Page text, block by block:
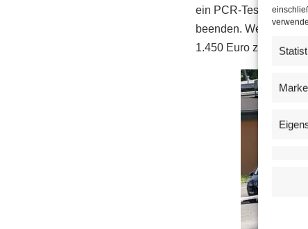
ein PCR-Test
beenden. Wenn
1.450 Euro zu